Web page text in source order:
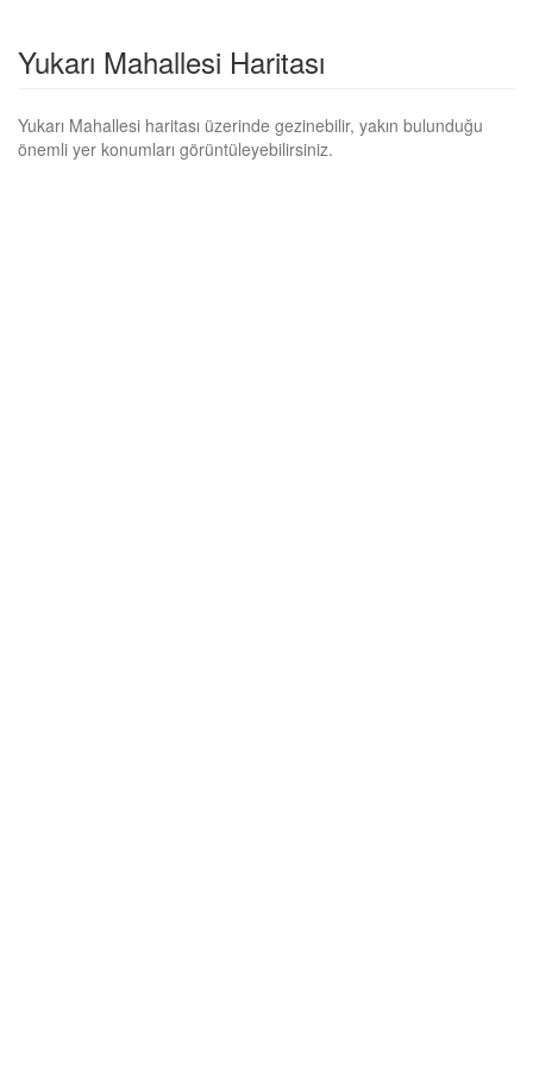
Yukarı Mahallesi Haritası
Yukarı Mahallesi haritası üzerinde gezinebilir, yakın bulunduğu
önemli yer konumları görüntüleyebilirsiniz.